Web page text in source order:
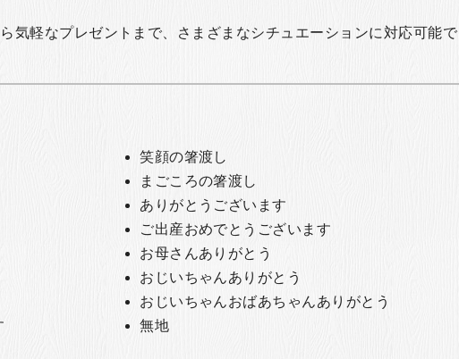
気軽なプレゼントまで、さまざまなシチュエーションに対応可能で
笑顔の箸渡し
まごころの箸渡し
ありがとうございます
ご出産おめでとうございます
お母さんありがとう
おじいちゃんありがとう
おじいちゃんおばあちゃんありがとう
無地